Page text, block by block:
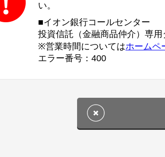
い。
■イオン銀行コールセンター
投資信託（金融商品仲介）専用
※営業時間についてはホームペ
エラー番号： 400